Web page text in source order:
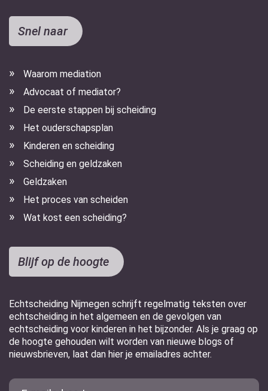
Snel naar
Waarom mediation
Advocaat of mediator?
De eerste stappen bij scheiding
Het ouderschapsplan
Kinderen en scheiding
Scheiding en geldzaken
Geldzaken
Het proces van scheiden
Wat kost een scheiding?
Blijf op de hoogte
Echtscheiding Nijmegen schrijft regelmatig teksten over
echtscheiding in het algemeen en de gevolgen van
echtscheiding voor kinderen in het bijzonder. Als je graag op
de hoogte gehouden wilt worden van nieuwe blogs of
nieuwsbrieven, laat dan hier je emailadres achter.
E-